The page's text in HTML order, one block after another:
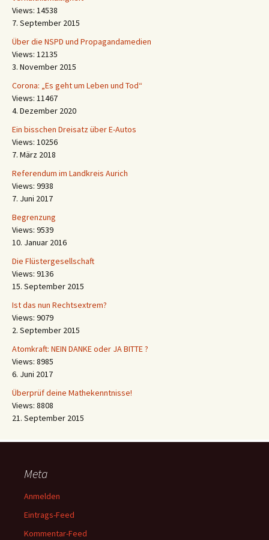
Views: 14538
7. September 2015
Über die NSPD und Propagandamedien
Views: 12135
3. November 2015
Corona: „Es geht um Leben und Tod“
Views: 11467
4. Dezember 2020
Ein bisschen Dreisatz über E-Autos
Views: 10256
7. März 2018
Referendum im Landkreis Aurich
Views: 9938
7. Juni 2017
Begrenzung
Views: 9539
10. Januar 2016
Die Flüstergesellschaft
Views: 9136
15. September 2015
Ist das nun Rechtsextrem?
Views: 9079
2. September 2015
Atomkraft: NEIN DANKE oder JA BITTE ?
Views: 8985
6. Juni 2017
Überprüf deine Mathekenntnisse!
Views: 8808
21. September 2015
Meta
Anmelden
Eintrags-Feed
Kommentar-Feed